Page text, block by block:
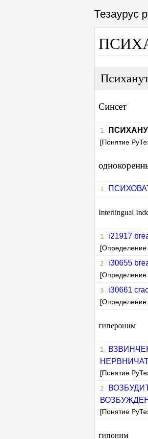
Тезаурус
Синсет
[Понятие
Interlingual
i21917
[Определение
i30655
[Определение
i30661
[Определение
гипероним
[Понятие
[Понятие
гипоним